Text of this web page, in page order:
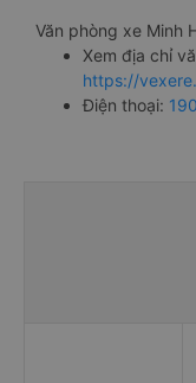
Văn phòng xe Minh
Xem địa chỉ
https://
Điện thoại: